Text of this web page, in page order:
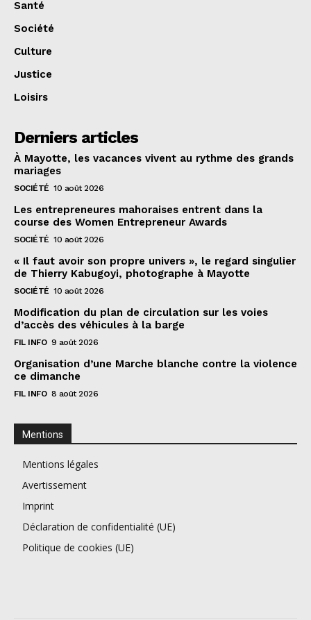
Santé
Société
Culture
Justice
Loisirs
Derniers articles
À Mayotte, les vacances vivent au rythme des grands
mariages
SOCIÉTÉ 10 août 2026
Les entrepreneures mahoraises entrent dans la
course des Women Entrepreneur Awards
SOCIÉTÉ 10 août 2026
« Il faut avoir son propre univers », le regard singulier
de Thierry Kabugoyi, photographe à Mayotte
SOCIÉTÉ 10 août 2026
Modification du plan de circulation sur les voies
d’accès des véhicules à la barge
FIL INFO 9 août 2026
Organisation d’une Marche blanche contre la violence
ce dimanche
FIL INFO 8 août 2026
Mentions
Mentions légales
Avertissement
Imprint
Déclaration de confidentialité (UE)
Politique de cookies (UE)